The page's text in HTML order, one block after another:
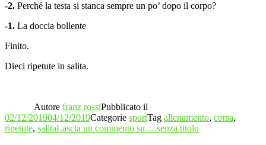
-2. Perché la testa si stanca sempre un po’ dopo il corpo?
-1. La doccia bollente
Finito.
Dieci ripetute in salita.
Autore franz rossiPubblicato il
02/12/201904/12/2019Categorie sportTag allenamento, corsa,
ripetute, salitaLascia un commento su …senza titolo